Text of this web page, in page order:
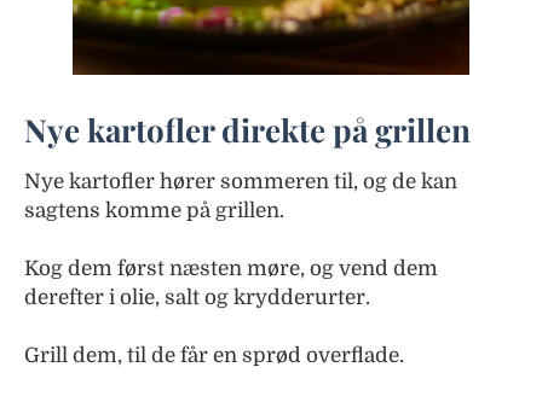
Nye kartofler direkte på grillen
Nye kartofler hører sommeren til, og de kan
sagtens komme på grillen.
Kog dem først næsten møre, og vend dem
derefter i olie, salt og krydderurter.
Grill dem, til de får en sprød overflade.